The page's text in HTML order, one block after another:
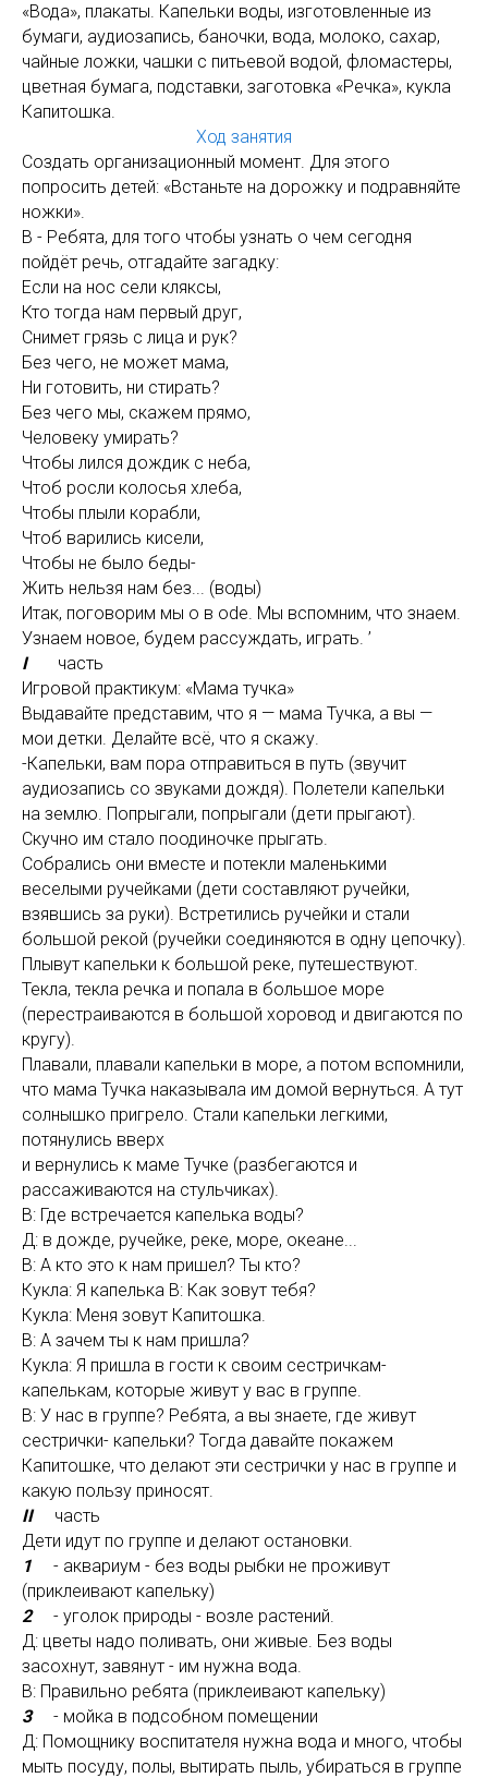
«Вода», плакаты. Капельки воды, изготовленные из
бумаги, аудиозапись, баночки, вода, молоко, сахар,
чайные ложки, чашки с питьевой водой, фломастеры,
цветная бумага, подставки, заготовка «Речка», кукла
Капитошка.
Ход занятия
Создать организационный момент. Для этого
попросить детей: «Встаньте на дорожку и подравняйте
ножки».
В - Ребята, для того чтобы узнать о чем сегодня
пойдёт речь, отгадайте загадку:
Если на нос сели кляксы,
Кто тогда нам первый друг,
Снимет грязь с лица и рук?
Без чего, не может мама,
Ни готовить, ни стирать?
Без чего мы, скажем прямо,
Человеку умирать?
Чтобы лился дождик с неба,
Чтоб росли колосья хлеба,
Чтобы плыли корабли,
Чтоб варились кисели,
Чтобы не было беды-
Жить нельзя нам без... (воды)
Итак, поговорим мы о в ode. Мы вспомним, что знаем.
Узнаем новое, будем рассуждать, играть. ’
I часть
Игровой практикум: «Мама тучка»
Выдавайте представим, что я — мама Тучка, а вы —
мои детки. Делайте всё, что я скажу.
-Капельки, вам пора отправиться в путь (звучит
аудиозапись со звуками дождя). Полетели капельки
на землю. Попрыгали, попрыгали (дети прыгают).
Скучно им стало поодиночке прыгать.
Собрались они вместе и потекли маленькими
веселыми ручейками (дети составляют ручейки,
взявшись за руки). Встретились ручейки и стали
большой рекой (ручейки соединяются в одну цепочку).
Плывут капельки к большой реке, путешествуют.
Текла, текла речка и попала в большое море
(перестраиваются в большой хоровод и двигаются по
кругу).
Плавали, плавали капельки в море, а потом вспомнили,
что мама Тучка наказывала им домой вернуться. А тут
солнышко пригрело. Стали капельки легкими,
потянулись вверх
и вернулись к маме Тучке (разбегаются и
рассаживаются на стульчиках).
В: Где встречается капелька воды?
Д: в дожде, ручейке, реке, море, океане...
B: А кто это к нам пришел? Ты кто?
Кукла: Я капелька В: Как зовут тебя?
Кукла: Меня зовут Капитошка.
В: А зачем ты к нам пришла?
Кукла: Я пришла в гости к своим сестричкам-
капелькам, которые живут у вас в группе.
В: У нас в группе? Ребята, а вы знаете, где живут
сестрички- капельки? Тогда давайте покажем
Капитошке, что делают эти сестрички у нас в группе и
какую пользу приносят.
II часть
Дети идут по группе и делают остановки.
1 - аквариум - без воды рыбки не проживут
(приклеивают капельку)
2 - уголок природы - возле растений.
Д: цветы надо поливать, они живые. Без воды
засохнут, завянут - им нужна вода.
В: Правильно ребята (приклеивают капельку)
3 - мойка в подсобном помещении
Д: Помощнику воспитателя нужна вода и много, чтобы
мыть посуду, полы, вытирать пыль, убираться в группе